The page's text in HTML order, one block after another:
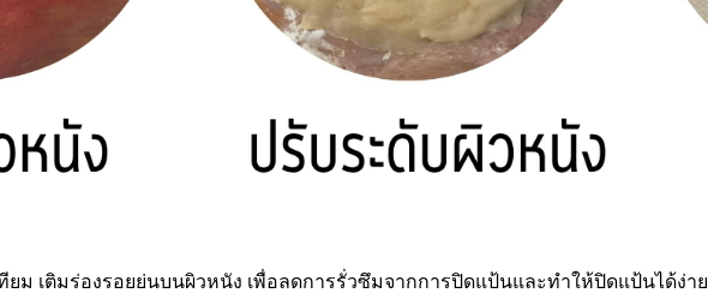
ยม เติมร่องรอยย่นบนผิวหนัง เพื่อลดการรั่วซึมจากการปิดแป้นและทำให้ปิดแป้นได้ง่า